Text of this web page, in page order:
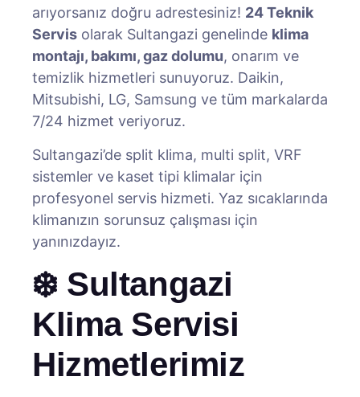
arıyorsanız doğru adrestesiniz! 24 Teknik
Servis olarak Sultangazi genelinde klima
montajı, bakımı, gaz dolumu, onarım ve
temizlik hizmetleri sunuyoruz. Daikin,
Mitsubishi, LG, Samsung ve tüm markalarda
7/24 hizmet veriyoruz.
Sultangazi’de split klima, multi split, VRF
sistemler ve kaset tipi klimalar için
profesyonel servis hizmeti. Yaz sıcaklarında
klimanızın sorunsuz çalışması için
yanınızdayız.
❄️ Sultangazi
Klima Servisi
Hizmetlerimiz